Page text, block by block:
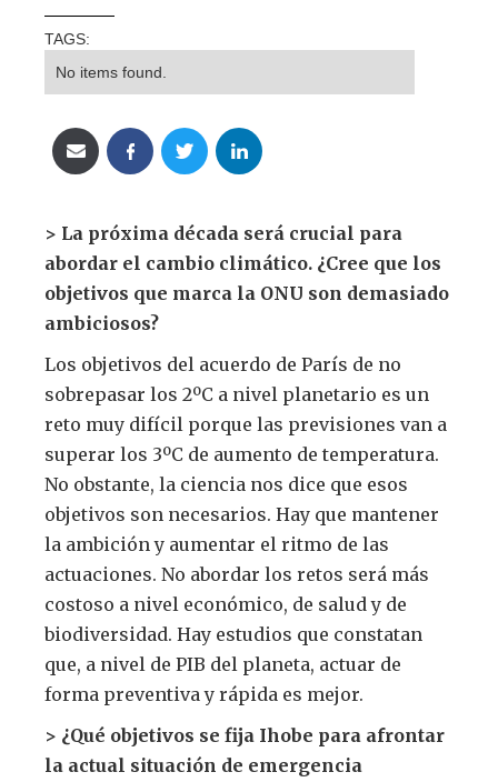
TAGS:
No items found.
> La próxima década será crucial para
abordar el cambio climático. ¿Cree que los
objetivos que marca la ONU son demasiado
ambiciosos?
Los objetivos del acuerdo de París de no
sobrepasar los 2ºC a nivel planetario es un
reto muy difícil porque las previsiones van a
superar los 3ºC de aumento de temperatura.
No obstante, la ciencia nos dice que esos
objetivos son necesarios. Hay que mantener
la ambición y aumentar el ritmo de las
actuaciones. No abordar los retos será más
costoso a nivel económico, de salud y de
biodiversidad. Hay estudios que constatan
que, a nivel de PIB del planeta, actuar de
forma preventiva y rápida es mejor.
> ¿Qué objetivos se fija Ihobe para afrontar
la actual situación de emergencia